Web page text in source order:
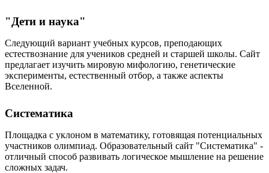
"Дети и наука"
Следующий вариант учебных курсов, преподающих
естествознание для учеников средней и старшей школы. Сайт
предлагает изучить мировую мифологию, генетические
эксперименты, естественный отбор, а также аспекты
Вселенной.
Систематика
Площадка с уклоном в математику, готовящая потенциальных
участников олимпиад. Образовательный сайт "Систематика" -
отличный способ развивать логическое мышление на решение
сложных задач.